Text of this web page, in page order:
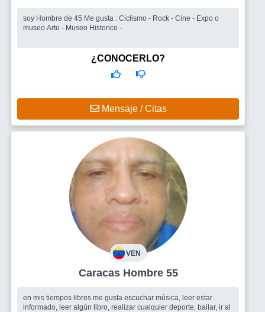
soy Hombre de 45 Me gusta : Ciclismo - Rock - Cine - Expo o
museo Arte - Museo Historico -
¿CONOCERLO?
Mensaje / Citas
VEN
Caracas Hombre 55
en mis tiempos libres me gusta escuchar música, leer estar
informado, leer algún libro, realizar cualquier deporte, bailar, ir al